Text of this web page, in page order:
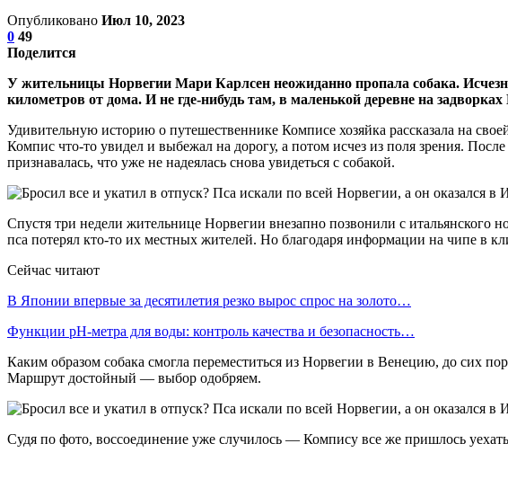
Опубликовано Июл 10, 2023
0 49
Поделится
У жительницы Норвегии Мари Карлсен неожиданно пропала собака.
километров от дома. И не где-нибудь там, в маленькой деревне на
Удивительную историю о путешественнике Комписе хозяйка рассказала на
Компис что-то увидел и выбежал на дорогу, а потом исчез из поля зрения.
признавалась, что уже не надеялась снова увидеться с собакой.
Спустя три недели жительнице Норвегии внезапно позвонили с итальянского
пса потерял кто-то их местных жителей. Но благодаря информации на чипе в
Сейчас читают
В Японии впервые за десятилетия резко вырос спрос на золото…
Функции pH-метра для воды: контроль качества и безопасность…
Каким образом собака смогла переместиться из Норвегии в Венецию, до сих
Маршрут достойный — выбор одобряем.
Судя по фото, воссоединение уже случилось — Компису все же пришлось